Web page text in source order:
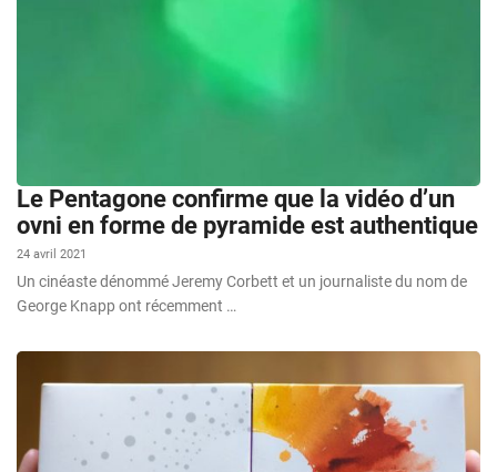
Le Pentagone confirme que la vidéo d’un
ovni en forme de pyramide est authentique
24 avril 2021
Un cinéaste dénommé Jeremy Corbett et un journaliste du nom de
George Knapp ont récemment …